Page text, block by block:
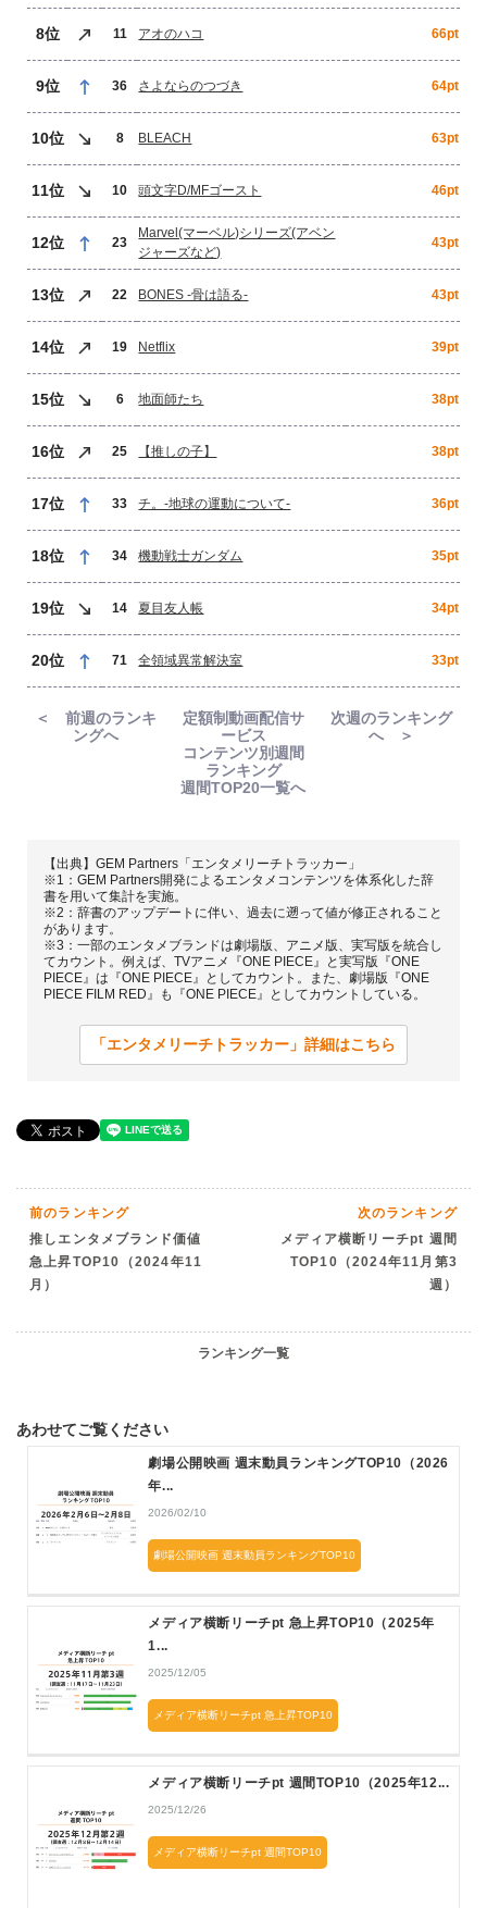
8位 11 アオのハコ 66pt
9位 36 さよならのつづき 64pt
10位 8 BLEACH 63pt
11位 10 頭文字D/MFゴースト 46pt
12位 23
Marvel(マーベル)シリーズ(アベン
ジャーズなど)
43pt
13位 22 BONES -骨は語る- 43pt
14位 19 Netflix 39pt
15位 6 地面師たち 38pt
16位 25 【推しの子】 38pt
17位 33 チ。-地球の運動について- 36pt
18位 34 機動戦士ガンダム 35pt
19位 14 夏目友人帳 34pt
20位 71 全領域異常解決室 33pt
＜ 前週のランキ
ングへ
定額制動画配信サ
ービス
コンテンツ別週間
ランキング
週間TOP20一覧へ
次週のランキング
へ ＞
【出典】GEM Partners「エンタメリーチトラッカー」
※1：GEM Partners開発によるエンタメコンテンツを体系化した辞
書を用いて集計を実施。
※2：辞書のアップデートに伴い、過去に遡って値が修正されること
があります。
※3：一部のエンタメブランドは劇場版、アニメ版、実写版を統合し
てカウント。例えば、TVアニメ『ONE PIECE』と実写版『ONE
PIECE』は『ONE PIECE』としてカウント。また、劇場版『ONE
PIECE FILM RED』も『ONE PIECE』としてカウントしている。
「エンタメリーチトラッカー」詳細はこちら
前のランキング
推しエンタメブランド価値
急上昇TOP10（2024年11
月）
次のランキング
メディア横断リーチpt 週間
TOP10（2024年11月第3
週）
ランキング一覧
あわせてご覧ください
劇場公開映画 週末動員ランキングTOP10（2026
年...
2026/02/10
劇場公開映画 週末動員ランキングTOP10
メディア横断リーチpt 急上昇TOP10（2025年
1...
2025/12/05
メディア横断リーチpt 急上昇TOP10
メディア横断リーチpt 週間TOP10（2025年12...
2025/12/26
メディア横断リーチpt 週間TOP10